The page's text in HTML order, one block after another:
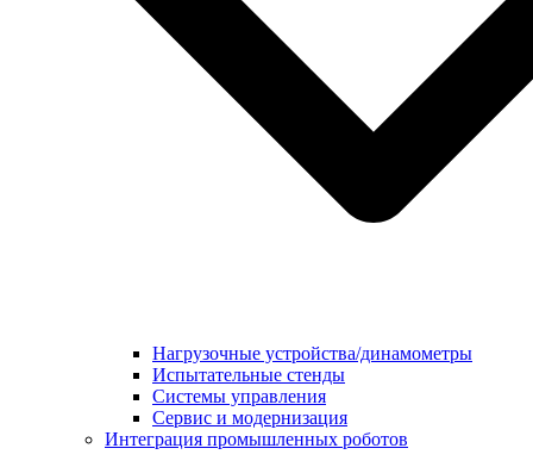
Нагрузочные устройства/динамометры
Испытательные стенды
Системы управления
Сервис и модернизация
Интеграция промышленных роботов